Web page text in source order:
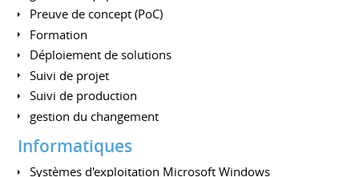
Preuve de concept (PoC)
Formation
Déploiement de solutions
Suivi de projet
Suivi de production
gestion du changement
Informatiques
Systèmes d'exploitation Microsoft Windows